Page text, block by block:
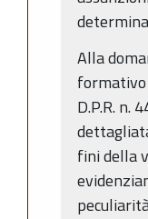
Alla
D.P.R. n.
fini della